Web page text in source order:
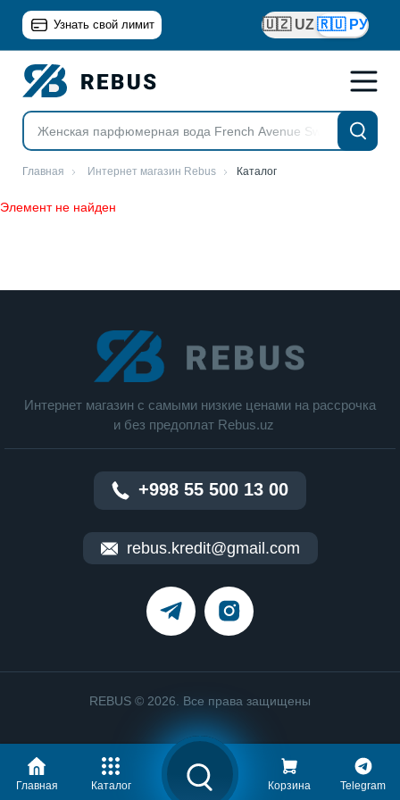
Узнать свой лимит 🇺🇿 UZ🇷🇺 РУ
Главная Интернет магазин Rebus Каталог
Элемент не найден
Интернет магазин c cамыми низкие ценами на рассрочка
и без предоплат Rebus.uz
+998 55 500 13 00
rebus.kredit@gmail.com
REBUS © 2026. Все права защищены
Главная Каталог Корзина Telegram